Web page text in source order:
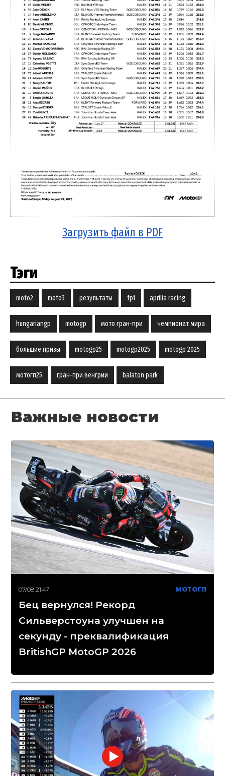
Загрузить файл в PDF
Тэги
moto2 moto3 результаты fp1 aprilia racing
hungariangp motogp мото гран-при чемпионат мира
большие призы motogp25 motogp2025 motogp 2025
мотогп25 гран-при венгрии balaton park
Важные новости
07/08 21:47 МОТОГП
Бец вернулся! Рекорд
Сильверстоуна улучшен на
секунду - преквалификация
BritishGP MotoGP 2026